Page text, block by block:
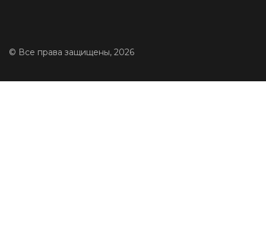
© Все права защищены, 2026